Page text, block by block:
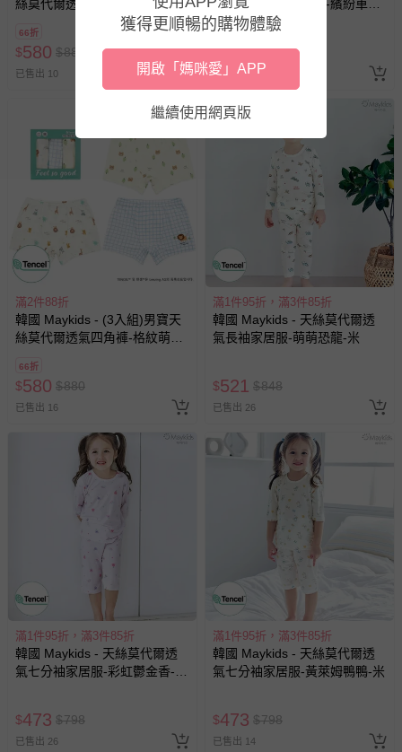
絲莫代爾透氣四角褲-海底動物
們-米膚X淺綠X淺藍
66折
$580 $880
已售出 10
絲莫代爾透氣三角褲-繽紛車車
X星星火箭-米白X淺藍
66折
$580 $880
已售出 6
滿2件88折
韓國 Maykids - (3入組)男寶天
絲莫代爾透氣四角褲-格紋萌萌
66折
$580 $880
已售出 16
滿1件95折，滿3件85折
韓國 Maykids - 天絲莫代爾透
氣長袖家居服-萌萌恐龍-米
$521 $848
已售出 26
滿1件95折，滿3件85折
韓國 Maykids - 天絲莫代爾透
氣七分袖家居服-彩虹鬱金香-淡
$473 $798
已售出 26
滿1件95折，滿3件85折
韓國 Maykids - 天絲莫代爾透
氣七分袖家居服-黃萊姆鴨鴨-米
$473 $798
已售出 14
獲得更順暢的購物體驗
開啟「媽咪愛」APP
繼續使用網頁版